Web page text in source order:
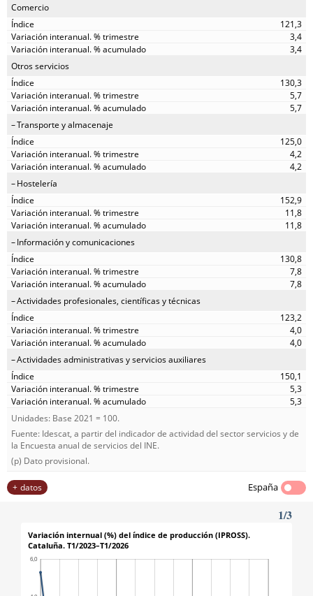
Comercio
121,3
3,4
3,4
Otros servicios
130,3
5,7
5,7
Transporte y almacenaje
125,0
4,2
4,2
Hostelería
152,9
11,8
11,8
Información y comunicaciones
130,8
7,8
7,8
Actividades profesionales, científicas y técnicas
123,2
4,0
4,0
Actividades administrativas y servicios auxiliares
150,1
5,3
5,3
Unidades: Base 2021 = 100.
Fuente: Idescat, a partir del indicador de actividad del sector servicios y de
la Encuesta anual de servicios del INE.
(p) Dato provisional.
datos España